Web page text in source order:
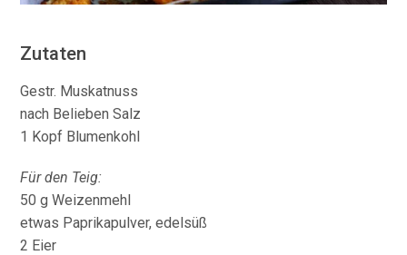
Zutaten
Gestr. Muskatnuss
nach Belieben Salz
1 Kopf Blumenkohl
Für den Teig:
50 g Weizenmehl
etwas Paprikapulver, edelsüß
2 Eier